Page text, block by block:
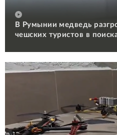
В Румынии медведь
чешских туристов в